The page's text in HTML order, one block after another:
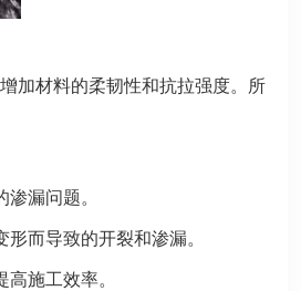
加材料的柔韧性和抗拉强度。所
漏问题。
而导致的开裂和渗漏。
施工效率。